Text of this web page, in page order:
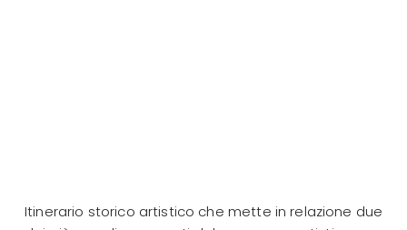
Itinerario storico artistico che mette in relazione due